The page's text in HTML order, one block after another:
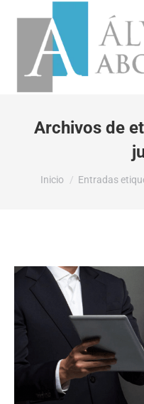
Archivos de
Estás aquí:
Inicio Entradas